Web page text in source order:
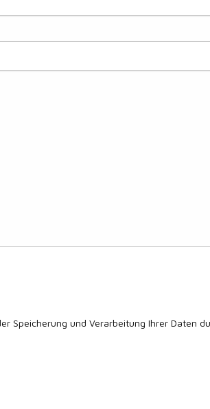
Speicherung und Verarbeitung Ihrer Daten